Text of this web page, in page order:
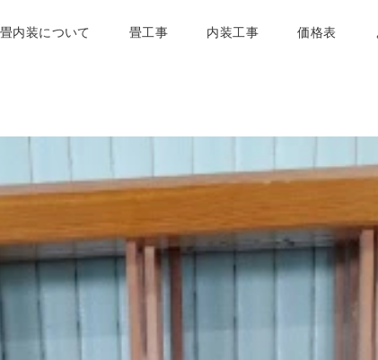
内装について 畳工事 内装工事 価格表